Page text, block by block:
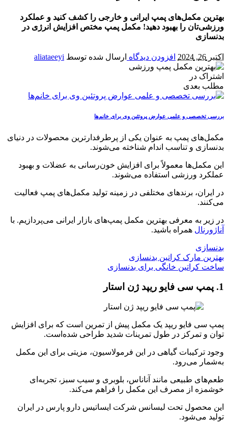
بهترین مکمل‌های پمپ ایرانی و خارجی را کشف کنید و عملکرد
ورزشی‌تان را بهبود دهید! مکمل پمپ مختص افزایش انرژی در
بدنسازی
اکتبر 26, 2024 افزودن دیدگاه ارسال شده توسط aliataeeyi
اشتراک در
مطلب بعدی
بررسی تخصصی و علمی عوارض پروتئین وی برای خانم‌ها
مکمل‌های پمپ به عنوان یکی از پرطرفدارترین محصولات در دنیای
بدنسازی و تناسب اندام شناخته می‌شوند.
این مکمل‌ها معمولاً برای افزایش خون‌رسانی به عضلات و بهبود
عملکرد ورزشی استفاده می‌شوند.
در ایران، برندهای مختلفی در زمینه تولید مکمل‌های پمپ فعالیت
می‌کنند.
در زیر به معرفی بهترین مکمل پمپ‌های بازار ایرانی می‌پردازیم. با
آناژورنال همراه باشید.
بدنسازی
بهترین مارک کراتین بدنسازی
ساخت کراتین خانگی برای بدنسازی
1. پمپ سی فایو ریپد ژن استار
پمپ سی فایو ریپد یک مکمل پیش از تمرین است که برای افزایش
توان و تمرکز در طول تمرینات شدید طراحی شده‌است.
وجود ترکیبات گیاهی در این فرمولاسیون، مزیتی برای این مکمل
به‌شمار می‌رود.
طعم‌های طبیعی مانند آناناس، بلوبری و سیب سبز، تجربه‌ای
خوشمزه از مصرف این مکمل را فراهم می‌کند.
این محصول تحت لیسانس شرکت ایساتیس دارو پارس در ایران
تولید می‌شود.